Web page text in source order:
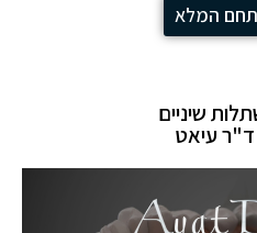
המלא
שיניים
ד"ר עיאט